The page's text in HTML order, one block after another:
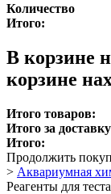
Количество
Итого:
В корзине
корзине
Итого товаров:
Итого за
Итого:
Продолжить
> Аквариумная
Реагенты для